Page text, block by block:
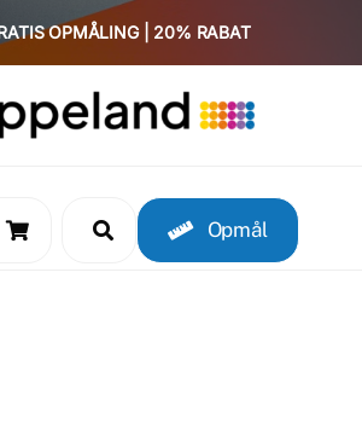
OPMÅLING | 20% RABAT
Opmål